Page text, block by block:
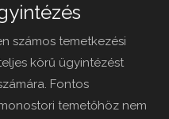
számos temetkezési
körű ügyintézést
Fontos
temetőhöz nem